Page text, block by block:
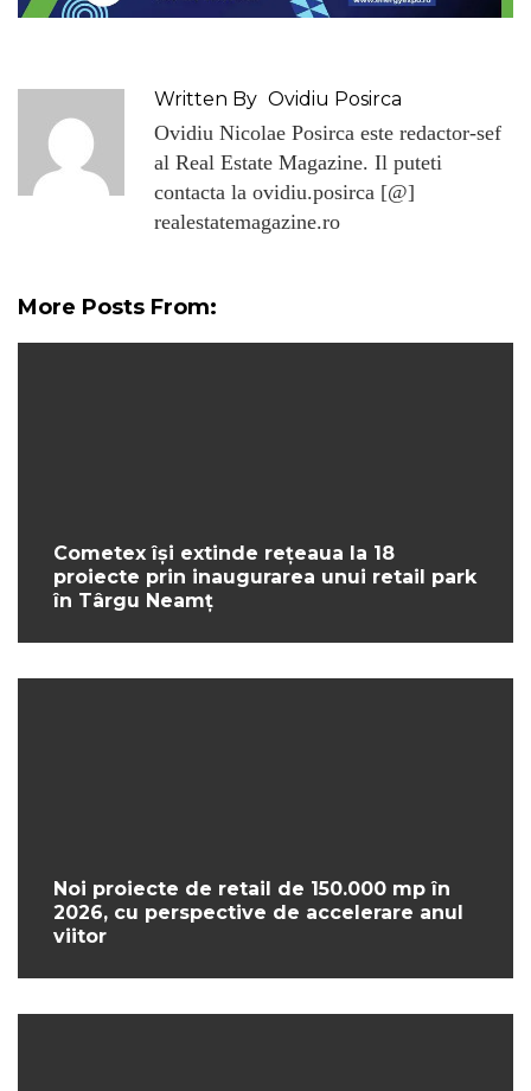
Written By Ovidiu Posirca
Ovidiu Nicolae Posirca este redactor-sef
al Real Estate Magazine. Il puteti
contacta la ovidiu.posirca [@]
realestatemagazine.ro
More Posts From:
Cometex își extinde rețeaua la 18
proiecte prin inaugurarea unui retail park
în Târgu Neamț
Noi proiecte de retail de 150.000 mp în
2026, cu perspective de accelerare anul
viitor